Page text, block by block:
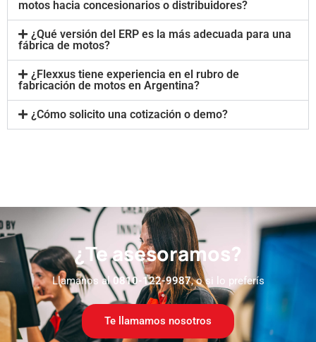
motos hacia concesionarios o distribuidores?
¿Qué versión del ERP es la más adecuada para una
fábrica de motos?
¿Flexxus tiene experiencia en el rubro de
fabricación de motos en Argentina?
¿Cómo solicito una cotización o demo?
¿Te asesoramos?
Llamanos al 0810-122-9987, o si lo preferís
Te llamamos nosotros